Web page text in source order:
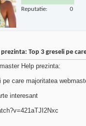
Reputatie: 0
Top 3 greseli pe
Help prezinta:
pe care majoritatea
interesant